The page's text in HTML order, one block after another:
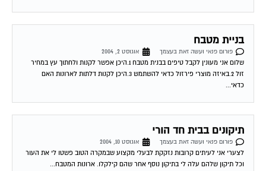
בניית מטבח
פורום פנאי ועשה זאת בעצמך
שלום אני מעונין לקבל טיפים בבנית מטבח 1.היכן אפשר לקנות ולחתוך עץ במחיר
זול 2.באיזה מוצרי פירזול כדאי להשתמש 3.היכן לקנות דלתות לארונות האם
כדאי...
תיקונים בבית חד הורי
פורום פנאי ועשה זאת בעצמך
לצערי אני לעיתים קרובות נזקקת לבעלי מקצוע שבמקרה הטוב פשטו לי את העור
וכל תיקון שלהם עלה לי בתיקון נוסף אחר שהם קילקלו. ארונות המטבח...